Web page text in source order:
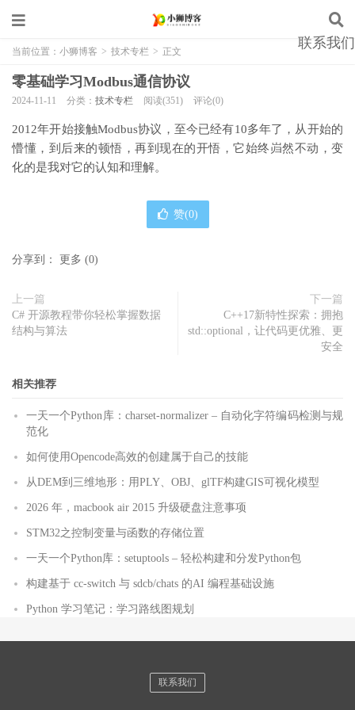
联系我们
当前位置： 小狮博客 > 技术专栏 > 正文
零基础学习Modbus通信协议
2024-11-11 分类： 技术专栏 阅读(351) 评论(0)
2012年开始接触Modbus协议，至今已经有10多年了，从开始的
懵懂，到后来的顿悟，再到现在的开悟，它始终岿然不动，变
化的是我对它的认知和理解。
赞(0)
分享到： 更多 (0)
上一篇
C# 开源教程带你轻松掌握数据
结构与算法
下一篇
C++17新特性探索：拥抱
std::optional，让代码更优雅、更
安全
相关推荐
一天一个Python库：charset-normalizer – 自动化字符编码检测与规
范化
如何使用Opencode高效的创建属于自己的技能
从DEM到三维地形：用PLY、OBJ、glTF构建GIS可视化模型
2026 年，macbook air 2015 升级硬盘注意事项
STM32之控制变量与函数的存储位置
一天一个Python库：setuptools – 轻松构建和分发Python包
构建基于 cc-switch 与 sdcb/chats 的AI 编程基础设施
Python 学习笔记：学习路线图规划
联系我们